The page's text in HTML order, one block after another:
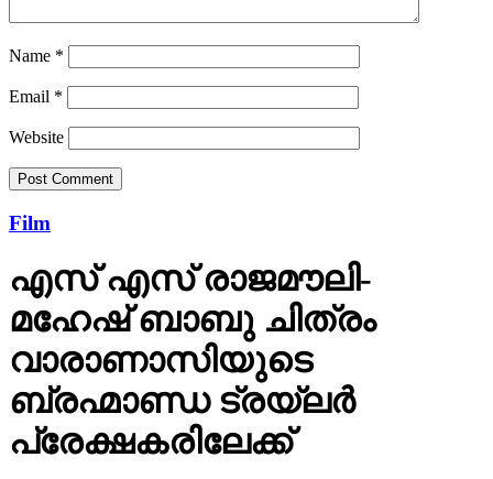
Name *
Email *
Website
Film
എസ് എസ് രാജമൗലി-
മഹേഷ് ബാബു ചിത്രം
വാരാണാസിയുടെ
ബ്രഹ്മാണ്ഡ ട്രയ്ലർ
പ്രേക്ഷകരിലേക്ക്